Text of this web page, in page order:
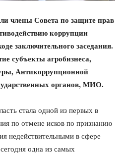
члены Совета по защите прав
коррупции
заключительного заседания.
субъекты агробизнеса,
Антикоррупционной
органов, МИО.
стала одной из первых в
по отмене исков по признанию
недействительными в сфере
одна из самых